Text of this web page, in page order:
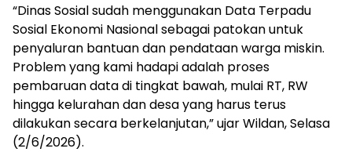
“Dinas Sosial sudah menggunakan Data Terpadu
Sosial Ekonomi Nasional sebagai patokan untuk
penyaluran bantuan dan pendataan warga miskin.
Problem yang kami hadapi adalah proses
pembaruan data di tingkat bawah, mulai RT, RW
hingga kelurahan dan desa yang harus terus
dilakukan secara berkelanjutan,” ujar Wildan, Selasa
(2/6/2026).